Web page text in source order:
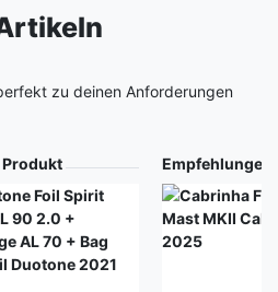
zu deinen Anforderungen
Produkt Empfehlungen